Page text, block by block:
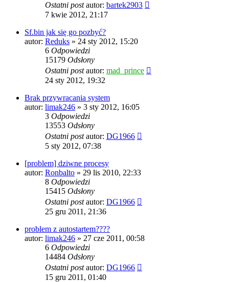
Ostatni postautor: bartek2903
7 kwie 2012, 21:17
Sf.bin jak się go pozbyć?
autor: Reduks » 24 sty 2012, 15:20
6 Odpowiedzi
15179 Odsłony
Ostatni postautor: mad_prince
24 sty 2012, 19:32
Brak przywracania system
autor: limak246 » 3 sty 2012, 16:05
3 Odpowiedzi
13553 Odsłony
Ostatni postautor: DG1966
5 sty 2012, 07:38
[problem] dziwne procesy
autor: Ronbalto » 29 lis 2010, 22:33
8 Odpowiedzi
15415 Odsłony
Ostatni postautor: DG1966
25 gru 2011, 21:36
problem z autostartem????
autor: limak246 » 27 cze 2011, 00:58
6 Odpowiedzi
14484 Odsłony
Ostatni postautor: DG1966
15 gru 2011, 01:40